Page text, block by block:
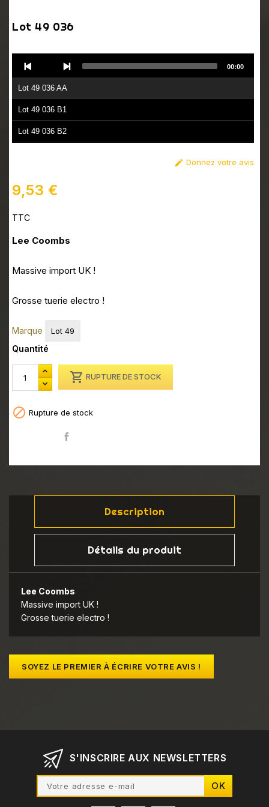
Lot 49 036
Player
Lot 49 036 AA
Lot 49 036 B1
Lot 49 036 B2
00:00
 Donnez votre avis
9,53 €
TTC
Lee Coombs
Massive import UK !
Grosse tuerie electro !
Marque Lot 49
Quantité
 RUPTURE DE STOCK
 Rupture de stock
Description
Détails du produit
Lee Coombs
Massive import UK !
Grosse tuerie electro !
SOYEZ LE PREMIER À ÉCRIRE VOTRE AVIS !
S'INSCRIRE AUX NEWSLETTERS